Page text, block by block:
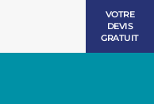
VOTRE
DEVIS
GRATUIT